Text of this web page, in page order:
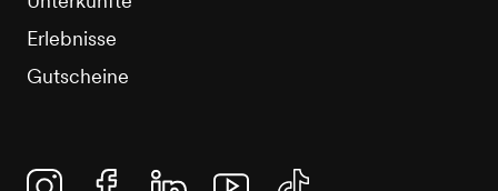
Erlebnisse
Gutscheine